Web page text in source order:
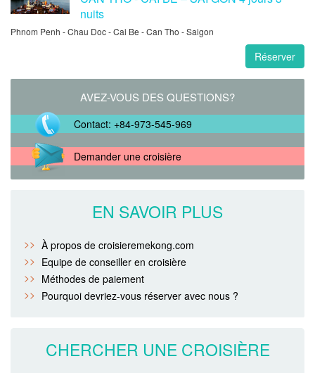
nuits
Phnom Penh - Chau Doc - Cai Be - Can Tho - Saigon
Réserver
AVEZ-VOUS DES QUESTIONS?
Contact: +84-973-545-969
Demander une croisière
EN SAVOIR PLUS
À propos de croisieremekong.com
Equipe de conseiller en croisière
Méthodes de paiement
Pourquoi devriez-vous réserver avec nous ?
CHERCHER UNE CROISIÈRE